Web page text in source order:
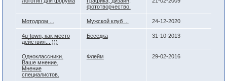
фототворчество.
Мотодром ... Мужской клуб ... 24-12-2020
4u-town, как место
действия... )))
Беседка 31-10-2013
Одноклассники.
Ваше мнение.
Мнение
специалистов.
Флейм 29-02-2016